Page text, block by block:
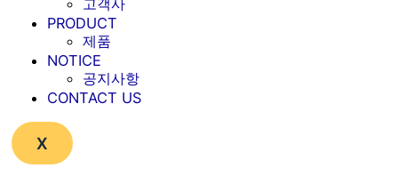
고객사
PRODUCT
제품
NOTICE
공지사항
CONTACT US
X